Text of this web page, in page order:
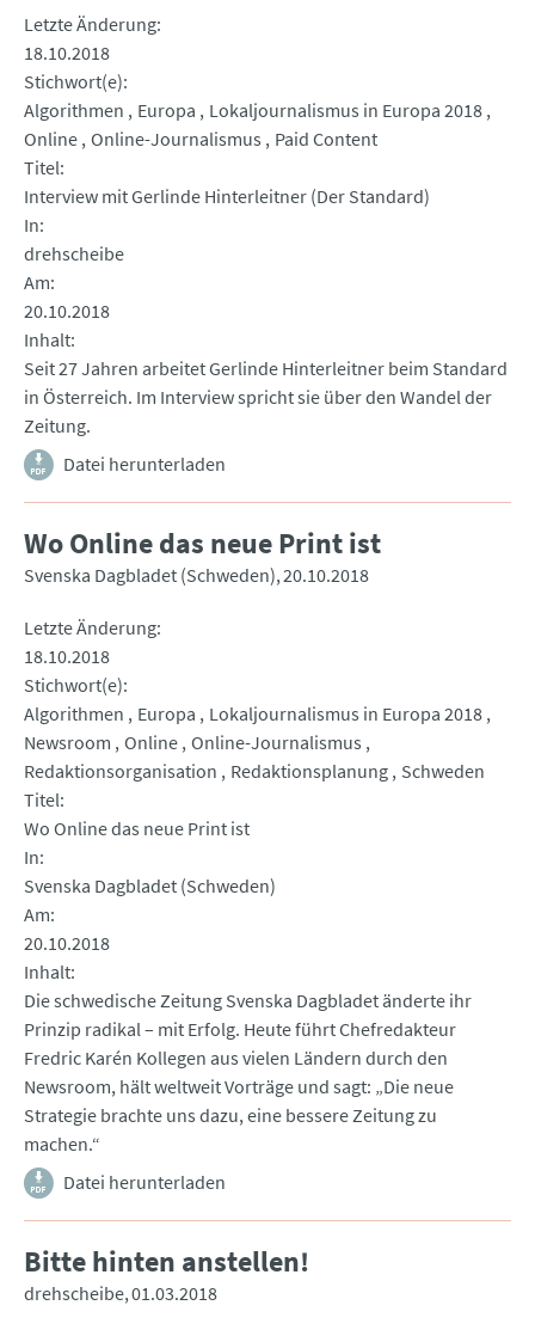
Letzte Änderung
18.10.2018
Stichwort(e)
Algorithmen
Europa
Lokaljournalismus in Europa 2018
Online Online-Journalismus
Paid Content
Titel
Interview mit Gerlinde Hinterleitner (Der Standard)
In
drehscheibe
Am
20.10.2018
Inhalt
Seit 27 Jahren arbeitet Gerlinde Hinterleitner beim Standard
in Österreich. Im Interview spricht sie über den Wandel der
Zeitung.
Datei herunterladen
Wo Online das neue Print ist
Svenska Dagbladet (Schweden) 20.10.2018
Letzte Änderung
18.10.2018
Stichwort(e)
Algorithmen
Europa
Lokaljournalismus in Europa 2018
Newsroom Online Online-Journalismus
Redaktionsorganisation
Redaktionsplanung Schweden
Titel
Wo Online das neue Print ist
In
Svenska Dagbladet (Schweden)
Am
20.10.2018
Inhalt
Die schwedische Zeitung Svenska Dagbladet änderte ihr
Prinzip radikal – mit Erfolg. Heute führt Chefredakteur
Fredric Karén Kollegen aus vielen Ländern durch den
Newsroom, hält weltweit Vorträge und sagt: „Die neue
Strategie brachte uns dazu, eine bessere Zeitung zu
machen.“
Datei herunterladen
Bitte hinten anstellen!
drehscheibe 01.03.2018